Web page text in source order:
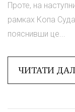
Проте, на
рамках Копа
пояснивши це...
ЧИТАТИ